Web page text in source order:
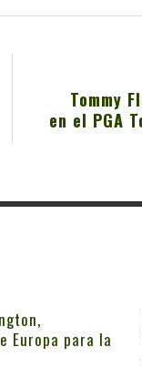
Tommy
en el PGA
Europa para la